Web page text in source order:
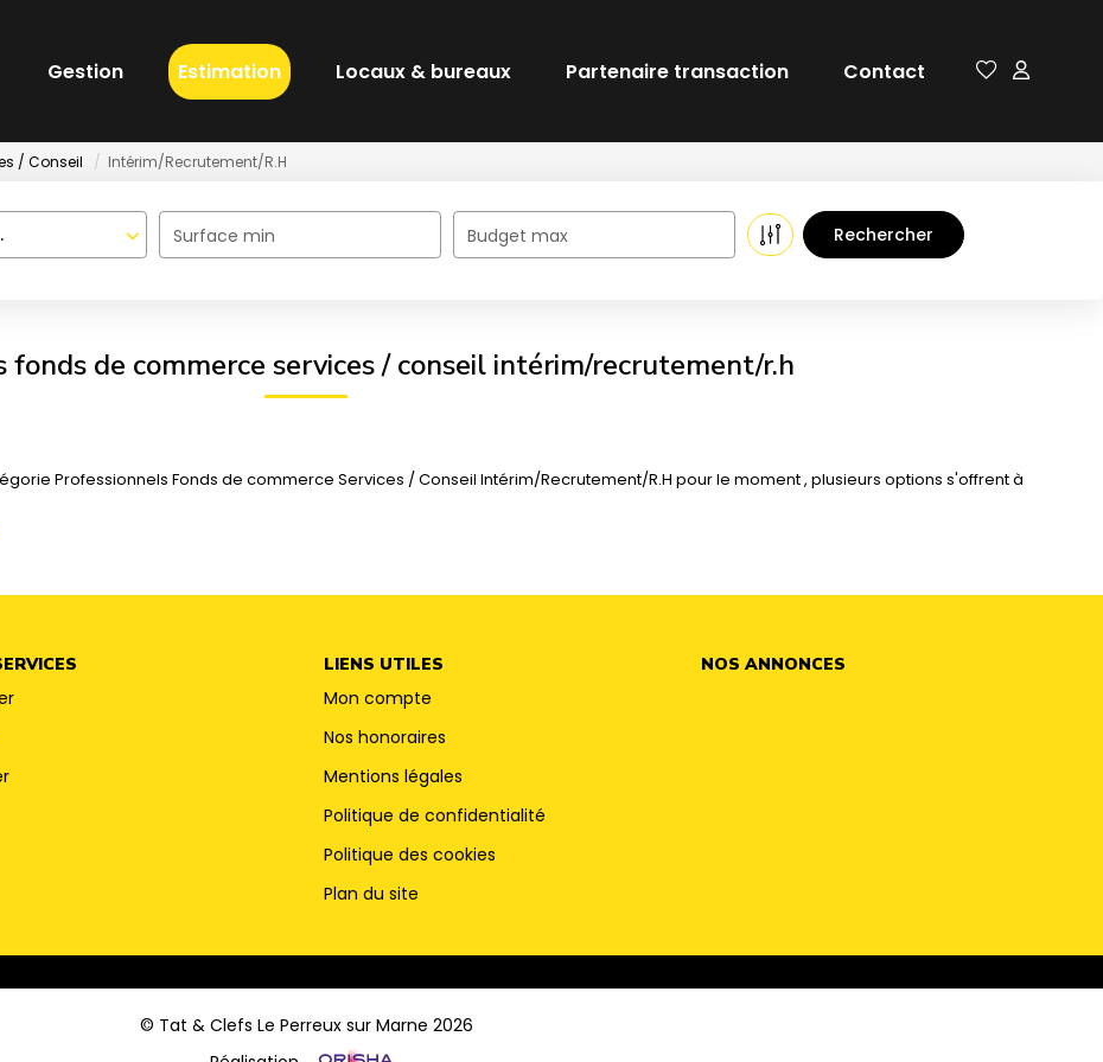
Gestion Estimation Locaux & bureaux Partenaire transaction Contact
/ Conseil Intérim/Recrutement/R.H
Surface min Budget max
fonds de commerce services / conseil intérim/recrutement/r.h
Professionnels Fonds de commerce Services / Conseil Intérim/Recrutement/R.H pour le moment , plusieurs options s'offrent à
LIENS UTILES
Mon compte
Nos honoraires
Mentions légales
Politique de confidentialité
Politique des cookies
Plan du site
NOS ANNONCES
© Tat & Clefs Le Perreux sur Marne 2026